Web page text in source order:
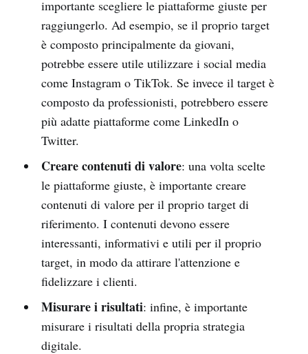
importante scegliere le piattaforme giuste per
raggiungerlo. Ad esempio, se il proprio target
è composto principalmente da giovani,
potrebbe essere utile utilizzare i social media
come Instagram o TikTok. Se invece il target è
composto da professionisti, potrebbero essere
più adatte piattaforme come LinkedIn o
Twitter.
Creare contenuti di valore: una volta scelte
le piattaforme giuste, è importante creare
contenuti di valore per il proprio target di
riferimento. I contenuti devono essere
interessanti, informativi e utili per il proprio
target, in modo da attirare l'attenzione e
fidelizzare i clienti.
Misurare i risultati: infine, è importante
misurare i risultati della propria strategia
digitale.